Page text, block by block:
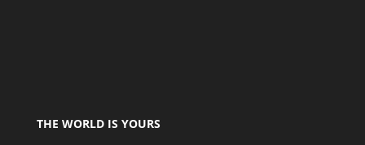
THE WORLD IS YOURS